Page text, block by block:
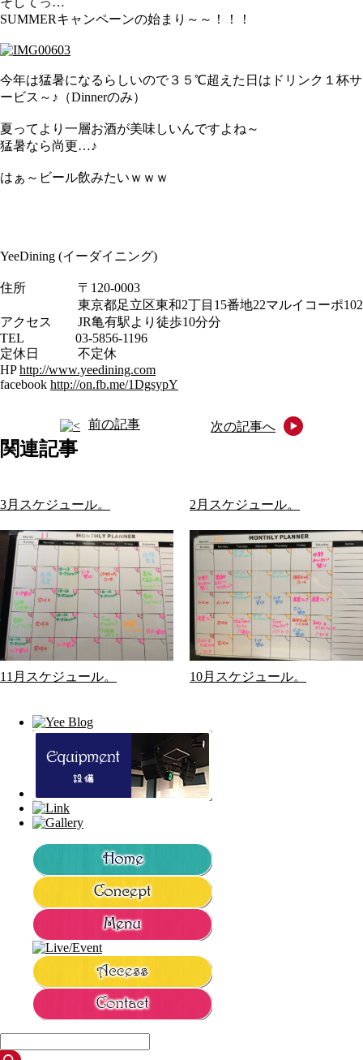
SUMMERキャンペーンの始まり～～！！！
今年は猛暑になるらしいので３５℃超えた日はドリンク１杯サ
ービス～♪（Dinnerのみ）
夏ってより一層お酒が美味しいんですよね～
猛暑なら尚更…♪
はぁ～ビール飲みたいｗｗｗ
YeeDining (イーダイニング)
住所 〒120-0003
東京都足立区東和2丁目15番地22マルイコーポ102
アクセス JR亀有駅より徒歩10分分
TEL 03-5856-1196
定休日 不定休
HPhttp://www.yeedining.com
facebook http://on.fb.me/1DgsypY
前の記事 次の記事へ
関連記事
3月スケジュール。 2月スケジュール。
11月スケジュール。 10月スケジュール。